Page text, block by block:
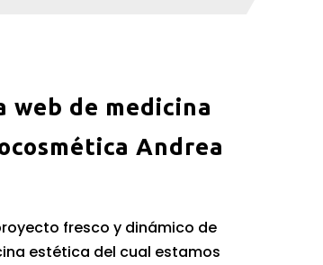
web de medicina
Andrea
fresco y dinámico de
estética del cual estamos